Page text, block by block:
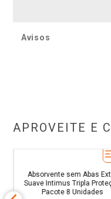
Avisos
APROVEITE E